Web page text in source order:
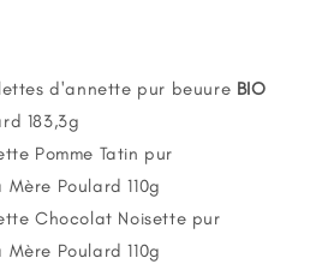
d'annette pur beuure BIO
183,3g
Pomme Tatin pur
Mère Poulard 110g
Chocolat Noisette pur
Mère Poulard 110g